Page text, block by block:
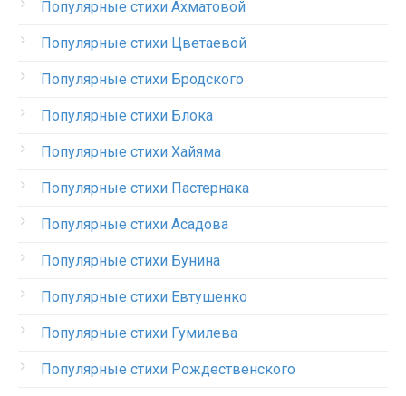
Популярные стихи Ахматовой
Популярные стихи Цветаевой
Популярные стихи Бродского
Популярные стихи Блока
Популярные стихи Хайяма
Популярные стихи Пастернака
Популярные стихи Асадова
Популярные стихи Бунина
Популярные стихи Евтушенко
Популярные стихи Гумилева
Популярные стихи Рождественского